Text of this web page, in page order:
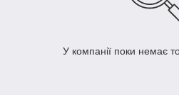
У компанії поки немає